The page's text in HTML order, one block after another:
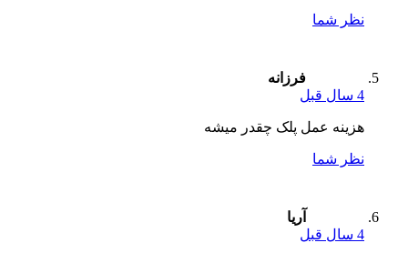
نظر شما
فرزانه
هزینه عمل پلک چقدر میشه
نظر شما
آریا